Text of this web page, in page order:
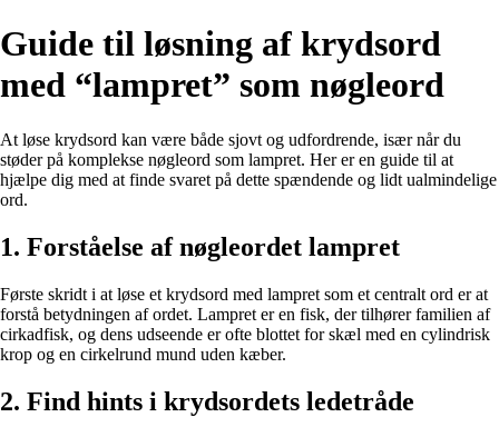
Guide til løsning af krydsord
med “lampret” som nøgleord
At løse krydsord kan være både sjovt og udfordrende, især når du
støder på komplekse nøgleord som lampret. Her er en guide til at
hjælpe dig med at finde svaret på dette spændende og lidt ualmindelige
ord.
1. Forståelse af nøgleordet lampret
Første skridt i at løse et krydsord med lampret som et centralt ord er at
forstå betydningen af ordet. Lampret er en fisk, der tilhører familien af
cirkadfisk, og dens udseende er ofte blottet for skæl med en cylindrisk
krop og en cirkelrund mund uden kæber.
2. Find hints i krydsordets ledetråde